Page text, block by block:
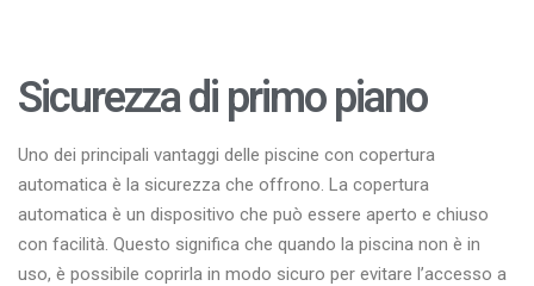
Sicurezza di primo piano
Uno dei principali vantaggi delle piscine con copertura
automatica è la sicurezza che offrono. La copertura
automatica è un dispositivo che può essere aperto e chiuso
con facilità. Questo significa che quando la piscina non è in
uso, è possibile coprirla in modo sicuro per evitare l’accesso a